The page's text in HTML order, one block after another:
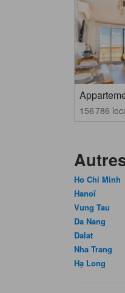
156 786
Ho Chi Minh
Hanoï
Vung Tau
Da Nang
Dalat
Nha Trang
Hạ Long